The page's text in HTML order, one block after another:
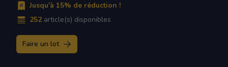
Jusqu'à 15% de réduction !
252 article(s) disponibles
Faire un lot